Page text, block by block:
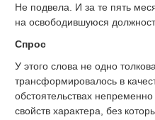
Не подвела. И за те пять
на освободившуюся
Спрос
У этого слова не одно
трансформировалось в
обстоятельствах
свойств характера, без